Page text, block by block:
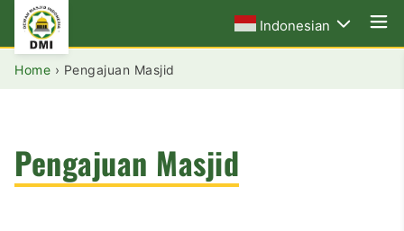
Indonesian
Home › Pengajuan Masjid
Pengajuan Masjid